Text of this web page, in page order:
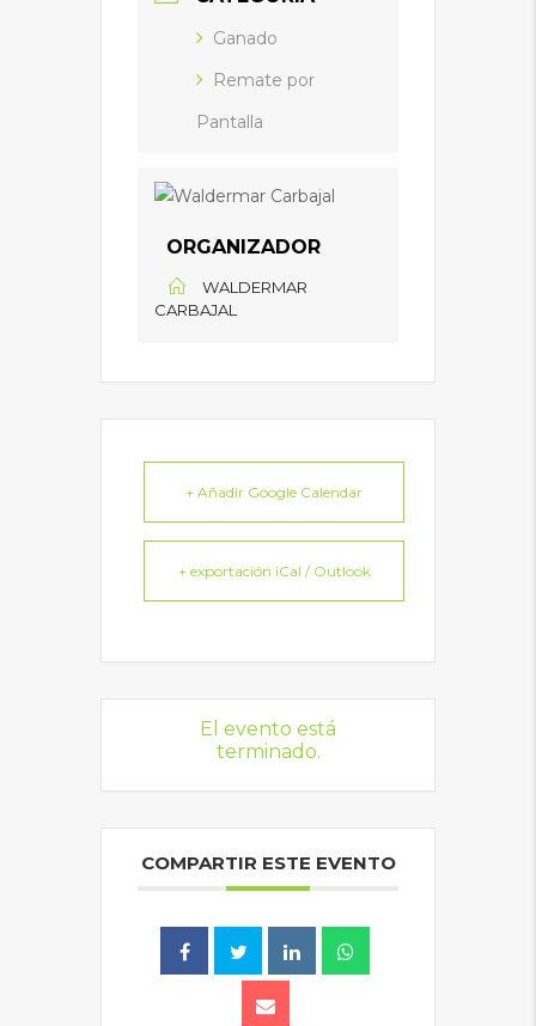
Ganado
Remate por
Pantalla
ORGANIZADOR
WALDERMAR
CARBAJAL
+ Añadir Google Calendar
+ exportación iCal / Outlook
El evento está
terminado.
COMPARTIR ESTE EVENTO